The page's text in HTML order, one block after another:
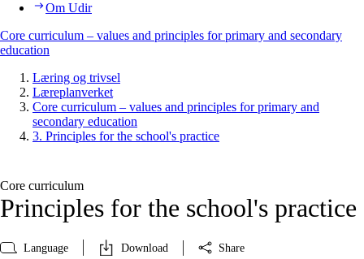
Om Udir
Core curriculum – values and principles for primary and secondary
education
Læring og trivsel
Læreplanverket
Core curriculum – values and principles for primary and
secondary education
3. Principles for the school's practice
Core curriculum
Principles for the school's practice
Language Download Share